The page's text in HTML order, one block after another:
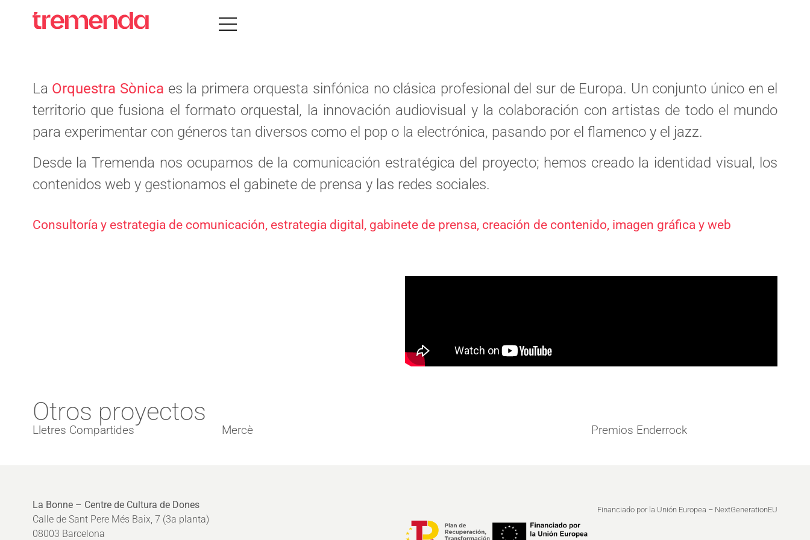
La Orquestra Sònica es la primera orquesta sinfónica no clásica profesional del sur de Europa. Un conjunto único en el
territorio que fusiona el formato orquestal, la innovación audiovisual y la colaboración con artistas de todo el mundo
para experimentar con géneros tan diversos como el pop o la electrónica, pasando por el flamenco y el jazz.
Desde la Tremenda nos ocupamos de la comunicación estratégica del proyecto; hemos creado la identidad visual, los
contenidos web y gestionamos el gabinete de prensa y las redes sociales.
Consultoría y estrategia de comunicación, estrategia digital, gabinete de prensa, creación de contenido, imagen gráfica y web
Otros proyectos
Lletres Compartides Mercè Premios Enderrock
La Bonne – Centre de Cultura de Dones
Calle de Sant Pere Més Baix, 7 (3a planta)
08003 Barcelona
Financiado por la Unión Europea – NextGenerationEU